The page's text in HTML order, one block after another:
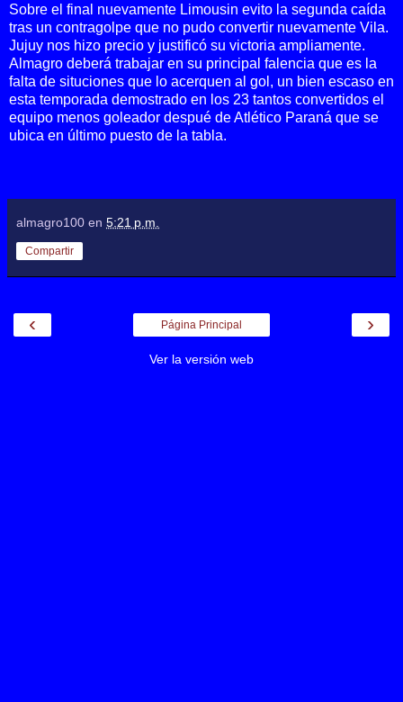
Sobre el final nuevamente Limousin evito la segunda caída
tras un contragolpe que no pudo convertir nuevamente Vila.
Jujuy nos hizo precio y justificó su victoria ampliamente.
Almagro deberá trabajar en su principal falencia que es la
falta de situciones que lo acerquen al gol, un bien escaso en
esta temporada demostrado en los 23 tantos convertidos el
equipo menos goleador despué de Atlético Paraná que se
ubica en último puesto de la tabla.
almagro100 en 5:21 p.m.
Compartir
‹ ›
Página Principal
Ver la versión web